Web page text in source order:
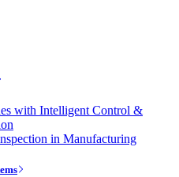
with Intelligent Control &
in Manufacturing